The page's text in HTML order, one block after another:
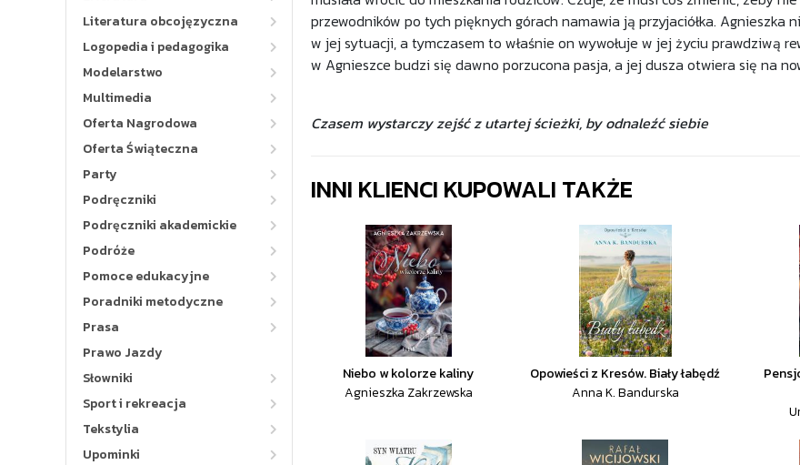
Literatura obcojęzyczna
Logopedia i pedagogika
Modelarstwo
Multimedia
Oferta Nagrodowa
Oferta Świąteczna
Party
Podręczniki
Podręczniki akademickie
Podróże
Pomoce edukacyjne
Poradniki metodyczne
Prasa
Prawo Jazdy
Słowniki
Sport i rekreacja
Tekstylia
Upominki
przewodników po tych pięknych górach namawia ją przyjaciółka.
w jej sytuacji, a tymczasem to właśnie on wywołuje w jej życiu prawdziwą
w Agnieszce budzi się dawno porzucona pasja, a jej dusza otwiera się na
Czasem wystarczy zejść z utartej ścieżki, by odnaleźć siebie
INNI KLIENCI KUPOWALI TAKŻE
Niebo w kolorze kaliny
Agnieszka Zakrzewska
Opowieści z Kresów. Biały łabędź
Anna K. Bandurska